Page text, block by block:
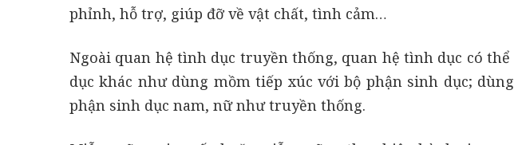
phỉnh, hỗ trợ, giúp đỡ về vật chất, tình cảm…
Ngoài quan hệ tình dục truyền thống, quan hệ tình dục có
dục khác như dùng mồm tiếp xúc với bộ phận sinh dục;
phận sinh dục nam, nữ như truyền thống.